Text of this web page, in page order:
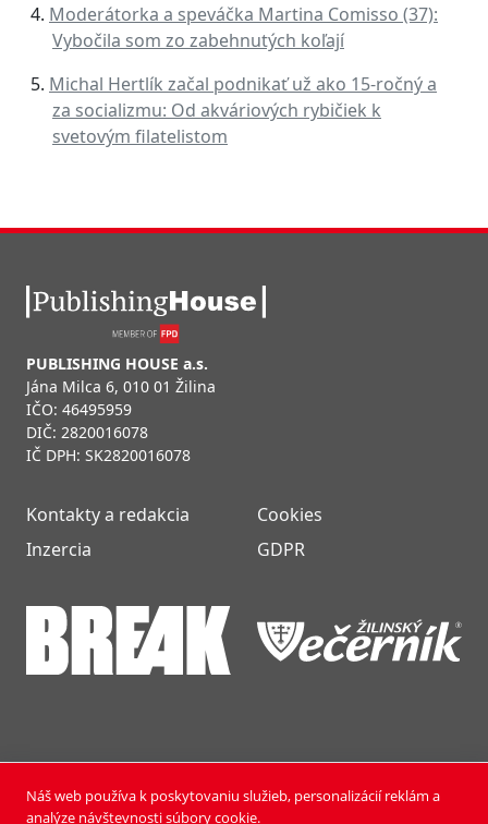
Moderátorka a speváčka Martina Comisso (37):
Vybočila som zo zabehnutých koľají
Michal Hertlík začal podnikať už ako 15-ročný a
za socializmu: Od akváriových rybičiek k
svetovým filatelistom
PUBLISHING HOUSE a.s.
Jána Milca 6, 010 01 Žilina
IČO: 46495959
DIČ: 2820016078
IČ DPH: SK2820016078
Kontakty a redakcia
Inzercia
Cookies
GDPR
NOVÝ ČAS NEDEĽA © 2024 | PUBLISHING HOUSE, a.s.,
Náš web používa k poskytovaniu služieb, personalizácií reklám a
analýze návštevnosti súbory cookie.